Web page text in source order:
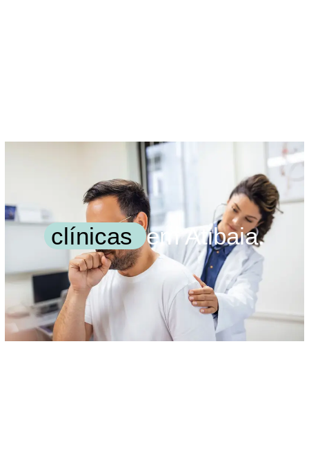
clínicas em Atibaia.